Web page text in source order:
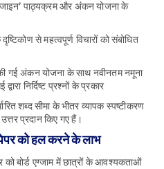
पाठ्यक्रम और अंकन योजना के
से महत्वपूर्ण विचारों को संबोधित
गई अंकन योजना के साथ नवीनतम नमूना
निर्दिष्ट प्रश्नों के प्रकार
शब्द सीमा के भीतर व्यापक स्पष्टीकरण
प्रदान किए गए हैं।
पेपर को हल करने के लाभ
बोर्ड एग्जाम में छात्रों के आवश्यकताओं